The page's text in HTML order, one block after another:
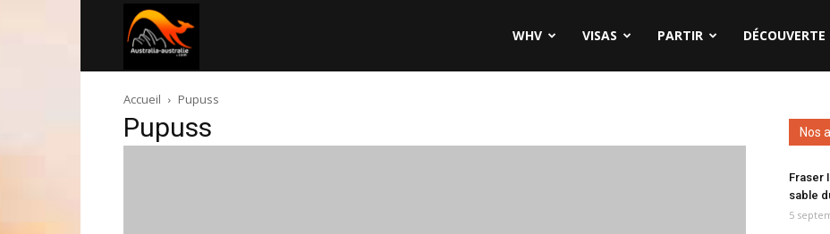
australie.com
WHV VISAS PARTIR DÉCOUVERTE
Accueil Pupuss
Pupuss Nos
Fraser
sable
5